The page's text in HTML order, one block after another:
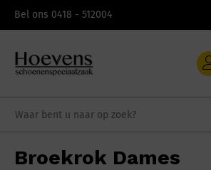
Bel ons 0418 - 512004
Broekrok Dames